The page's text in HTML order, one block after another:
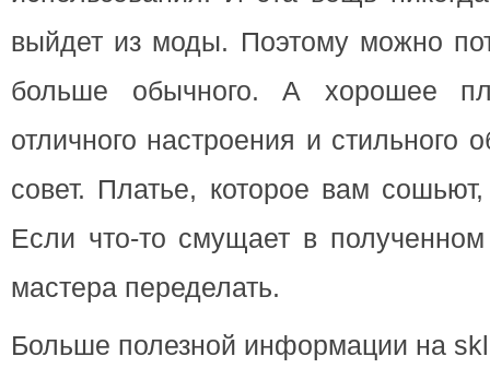
выйдет из моды. Поэтому можно
больше обычного. А хорошее
отличного настроения и стильного
совет. Платье, которое вам
Если что-то смущает в
мастера переделать.
Больше полезной информации на